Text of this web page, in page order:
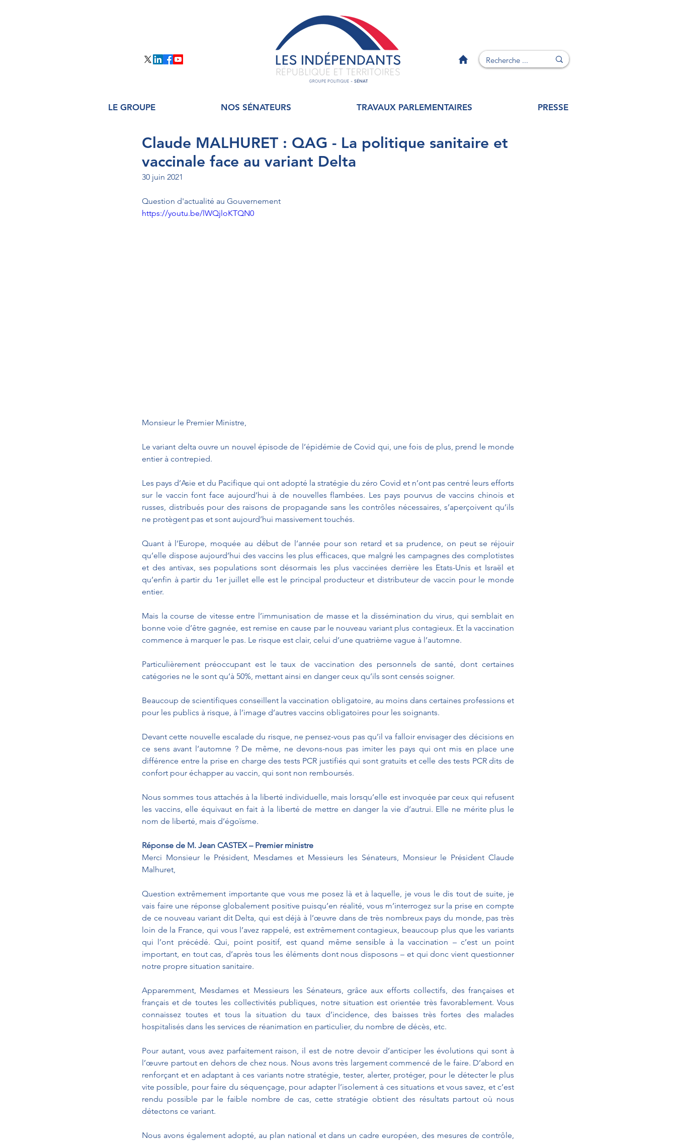
LE GROUPE NOS SÉNATEURS TRAVAUX PARLEMENTAIRES PRESSE
Claude MALHURET : QAG - La politique sanitaire et
vaccinale face au variant Delta
30 juin 2021
Question d'actualité au Gouvernement
https://youtu.be/lWQjloKTQN0
Monsieur le Premier Ministre,
Le variant delta ouvre un nouvel épisode de l’épidémie de Covid qui, une fois de plus, prend le monde
entier à contrepied.
Les pays d’Asie et du Pacifique qui ont adopté la stratégie du zéro Covid et n’ont pas centré leurs efforts
sur le vaccin font face aujourd’hui à de nouvelles flambées. Les pays pourvus de vaccins chinois et
russes, distribués pour des raisons de propagande sans les contrôles nécessaires, s’aperçoivent qu’ils
ne protègent pas et sont aujourd’hui massivement touchés.
Quant à l’Europe, moquée au début de l’année pour son retard et sa prudence, on peut se réjouir
qu’elle dispose aujourd’hui des vaccins les plus efficaces, que malgré les campagnes des complotistes
et des antivax, ses populations sont désormais les plus vaccinées derrière les Etats-Unis et Israël et
qu’enfin à partir du 1er juillet elle est le principal producteur et distributeur de vaccin pour le monde
entier.
Mais la course de vitesse entre l’immunisation de masse et la dissémination du virus, qui semblait en
bonne voie d’être gagnée, est remise en cause par le nouveau variant plus contagieux. Et la vaccination
commence à marquer le pas. Le risque est clair, celui d’une quatrième vague à l’automne.
Particulièrement préoccupant est le taux de vaccination des personnels de santé, dont certaines
catégories ne le sont qu’à 50%, mettant ainsi en danger ceux qu’ils sont censés soigner.
Beaucoup de scientifiques conseillent la vaccination obligatoire, au moins dans certaines professions et
pour les publics à risque, à l’image d’autres vaccins obligatoires pour les soignants.
Devant cette nouvelle escalade du risque, ne pensez-vous pas qu’il va falloir envisager des décisions en
ce sens avant l’automne ? De même, ne devons-nous pas imiter les pays qui ont mis en place une
différence entre la prise en charge des tests PCR justifiés qui sont gratuits et celle des tests PCR dits de
confort pour échapper au vaccin, qui sont non remboursés.
Nous sommes tous attachés à la liberté individuelle, mais lorsqu’elle est invoquée par ceux qui refusent
les vaccins, elle équivaut en fait à la liberté de mettre en danger la vie d’autrui. Elle ne mérite plus le
nom de liberté, mais d’égoïsme.
Réponse de M. Jean CASTEX – Premier ministre
Merci Monsieur le Président, Mesdames et Messieurs les Sénateurs, Monsieur le Président Claude
Malhuret,
Question extrêmement importante que vous me posez là et à laquelle, je vous le dis tout de suite, je
vais faire une réponse globalement positive puisqu’en réalité, vous m’interrogez sur la prise en compte
de ce nouveau variant dit Delta, qui est déjà à l’œuvre dans de très nombreux pays du monde, pas très
loin de la France, qui vous l’avez rappelé, est extrêmement contagieux, beaucoup plus que les variants
qui l’ont précédé. Qui, point positif, est quand même sensible à la vaccination – c’est un point
important, en tout cas, d’après tous les éléments dont nous disposons – et qui donc vient questionner
notre propre situation sanitaire.
Apparemment, Mesdames et Messieurs les Sénateurs, grâce aux efforts collectifs, des françaises et
français et de toutes les collectivités publiques, notre situation est orientée très favorablement. Vous
connaissez toutes et tous la situation du taux d’incidence, des baisses très fortes des malades
hospitalisés dans les services de réanimation en particulier, du nombre de décès, etc.
Pour autant, vous avez parfaitement raison, il est de notre devoir d’anticiper les évolutions qui sont à
l’œuvre partout en dehors de chez nous. Nous avons très largement commencé de le faire. D’abord en
renforçant et en adaptant à ces variants notre stratégie, tester, alerter, protéger, pour le détecter le plus
vite possible, pour faire du séquençage, pour adapter l’isolement à ces situations et vous savez, et c’est
rendu possible par le faible nombre de cas, cette stratégie obtient des résultats partout où nous
détectons ce variant.
Nous avons également adopté, au plan national et dans un cadre européen, des mesures de contrôle,